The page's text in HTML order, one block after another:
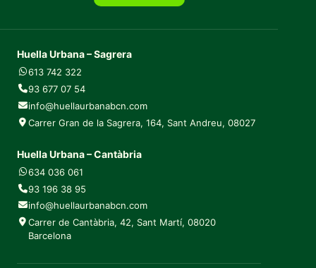
Huella Urbana – Sagrera
613 742 322
93 677 07 54
info@huellaurbanabcn.com
Carrer Gran de la Sagrera, 164, Sant Andreu, 08027
Huella Urbana – Cantàbria
634 036 061
93 196 38 95
info@huellaurbanabcn.com
Carrer de Cantàbria, 42, Sant Martí, 08020
Barcelona